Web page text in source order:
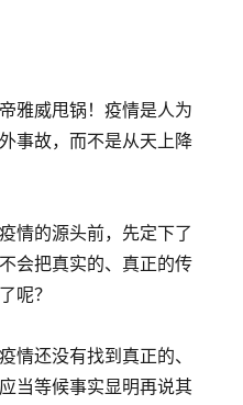
雅威甩锅！疫情是人为
事故，而不是从天上降
情的源头前，先定下了
会把真实的、真正的传
呢？
情还没有找到真正的、
当等候事实显明再说其